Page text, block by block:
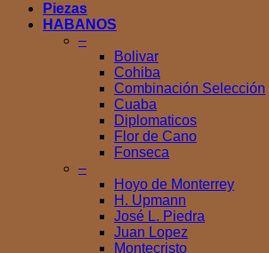
Piezas
HABANOS
–
Bolivar
Cohiba
Combinación Selección
Cuaba
Diplomaticos
Flor de Cano
Fonseca
–
Hoyo de Monterrey
H. Upmann
José L. Piedra
Juan Lopez
Montecristo